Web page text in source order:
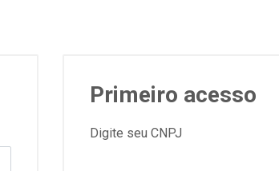
Primeiro acesso
Digite seu CNPJ